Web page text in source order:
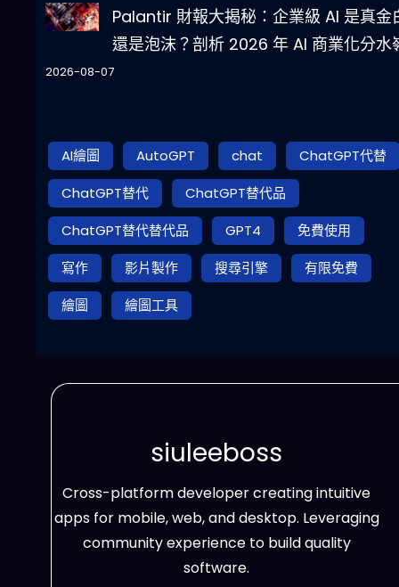
Palantir 財報大揭秘：企業級 AI 是真金
還是泡沫？剖析 2026 年 AI 商業化分水
2026-08-07
AI繪圖 AutoGPT chat
ChatGPT代替
ChatGPT替代
ChatGPT替代品
ChatGPT替代替代品
GPT4
免費使用
寫作
影片製作 搜尋引擎
有限免費
繪圖
繪圖工具
siuleeboss
Cross-platform developer creating intuitive
apps for mobile, web, and desktop. Leveraging
community experience to build quality
software.